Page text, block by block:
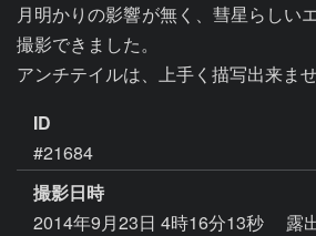
月明かりの影響が無く、彗星らしい
撮影できました。
アンチテイルは、上手く描写出来ませ
ID
#21684
撮影日時
2014年9月23日 4時16分13秒
露